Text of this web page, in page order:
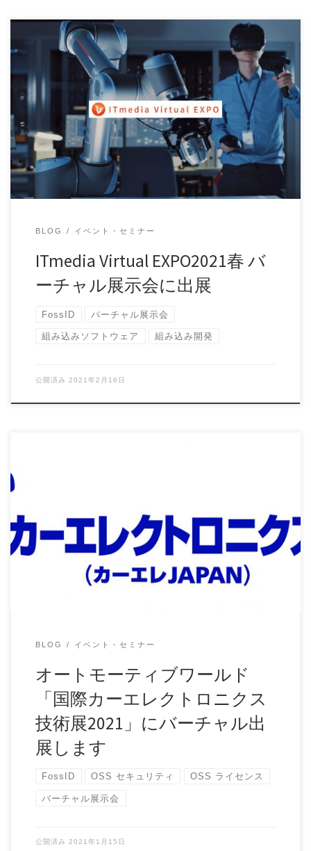
2021年2月16日(火)～3月19日(金)に開催されるITmedia Virtual
EXPO 2 […]
BLOG イベント・セミナー
ITmedia Virtual EXPO2021春 バ
ーチャル展示会に出展
FossID バーチャル展示会
組み込みソフトウェア 組み込み開発
公開済み 2021年2月16日
テクマトリックスでは、緊急事態宣言を受けてリアル展示は
無人展示とさせていただきますのでご了承をお願い […]
BLOG イベント・セミナー
オートモーティブワールド
「国際カーエレクトロニクス
技術展2021」にバーチャル出
展します
FossID OSS セキュリティ OSS ライセンス
バーチャル展示会
公開済み 2021年1月15日